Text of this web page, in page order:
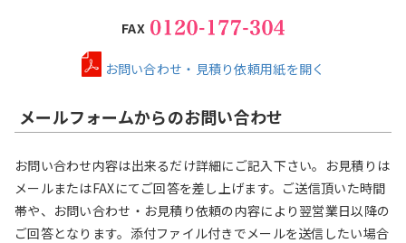
FAX
お問い合わせ・見積り依頼用紙を開く
メールフォームからのお問い合わせ
お問い合わせ内容は出来るだけ詳細にご記入下さい。 お見積りは
メールまたはFAXにてご回答を差し上げます。 ご送信頂いた時間
帯や、お問い合わせ・お見積り依頼の内容により翌営業日以降の
ご回答となります。 添付ファイル付きでメールを送信したい場合